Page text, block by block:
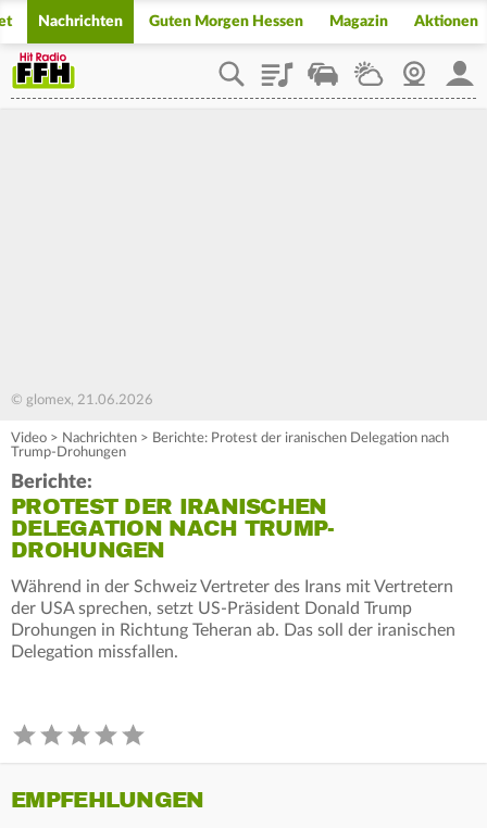
Nachrichten Guten Morgen Hessen Magazin Aktionen
PlaylistStaupilotWetterWebcam
© glomex, 21.06.2026
Video > Nachrichten > Berichte: Protest der iranischen Delegation nach
Trump-Drohungen
Berichte:
PROTEST DER IRANISCHEN
DELEGATION NACH TRUMP-
DROHUNGEN
Während in der Schweiz Vertreter des Irans mit Vertretern
der USA sprechen, setzt US-Präsident Donald Trump
Drohungen in Richtung Teheran ab. Das soll der iranischen
Delegation missfallen.
EMPFEHLUNGEN